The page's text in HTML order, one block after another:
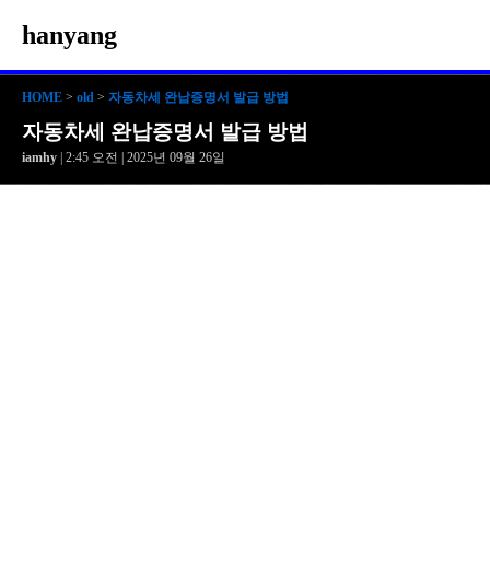
hanyang
HOME > old > 자동차세 완납증명서 발급 방법
자동차세 완납증명서 발급 방법
iamhy | 2:45 오전 | 2025년 09월 26일